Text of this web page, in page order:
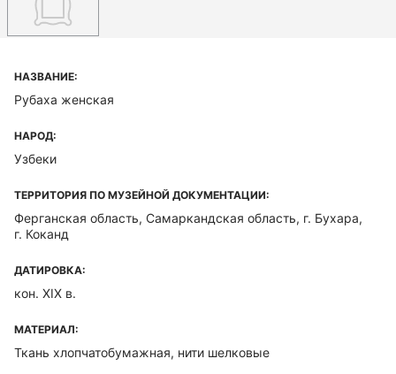
НАЗВАНИЕ:
Рубаха женская
НАРОД:
Узбеки
ТЕРРИТОРИЯ ПО МУЗЕЙНОЙ ДОКУМЕНТАЦИИ:
Ферганская область, Самаркандская область, г. Бухара,
г. Коканд
ДАТИРОВКА:
кон. XIX в.
МАТЕРИАЛ:
Ткань хлопчатобумажная, нити шелковые